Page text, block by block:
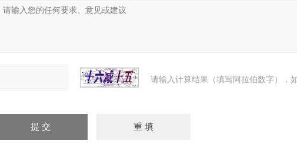
请输入计算结果（填写阿拉伯数字），